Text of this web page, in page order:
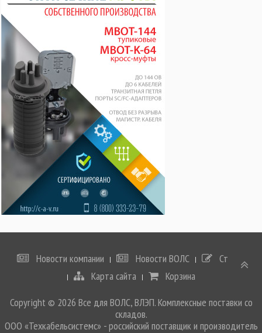
Новости компании Новости ВОЛС
Статьи
Карта сайта
Корзина
Copyright © 2026 Все для ВОЛС, ВЛЭП. Комплексные поставки со
складов.
ООО «Техкабельсистемс» - российский поставщик и производитель